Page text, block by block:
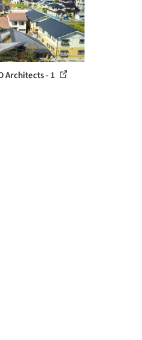
Architects - 1